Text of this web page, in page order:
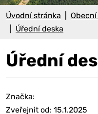
Úvodní stránka
Úřední deska
Úřední
Značka:
Zveřejnit od: 15.1.2025